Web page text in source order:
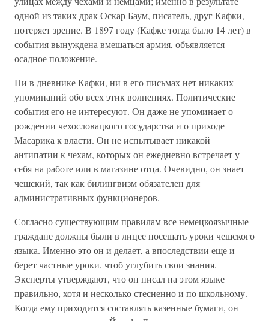
одной из таких драк Оскар Баум, писатель, друг Кафки,
потеряет зрение. В 1897 году (Кафке тогда было 14 лет) в
события вынуждена вмешаться армия, объявляется
осадное положение.
Ни в дневнике Кафки, ни в его письмах нет никаких
упоминаний обо всех этик волнениях. Политические
события его не интересуют. Он даже не упоминает о
рождении чехословацкого государства и о приходе
Масарика к власти. Он не испытывает никакой
антипатии к чехам, которых он ежедневно встречает у
себя на работе или в магазине отца. Очевидно, он знает
чешский, так как билингвизм обязателен для
административных функционеров.
Согласно существующим правилам все немецкоязычные
граждане должны были в лицее посещать уроки чешского
языка. Именно это он и делает, а впоследствии еще и
берет частные уроки, чтоб углубить свои знания.
Эксперты утверждают, что он писал на этом языке
правильно, хотя и несколько стесненно и по школьному.
Когда ему приходится составлять казенные бумаги, он